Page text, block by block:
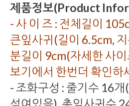
제품정보(Product
- 사 이 즈 : 전체길이
큰잎사귀(길이 6.5cm,
분길이 9cm(자세한 사
보기에서 한번더 확인하
- 조화구성 : 줄기수 16